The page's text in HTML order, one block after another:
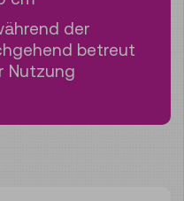
der
betreut
Nutzung